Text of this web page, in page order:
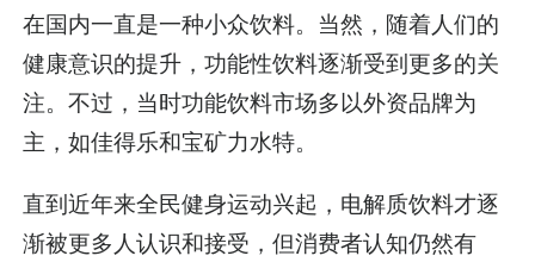
在国内一直是一种小众饮料。当然，随着人们的
健康意识的提升，功能性饮料逐渐受到更多的关
注。不过，当时功能饮料市场多以外资品牌为
主，如佳得乐和宝矿力水特。
直到近年来全民健身运动兴起，电解质饮料才逐
渐被更多人认识和接受，但消费者认知仍然有